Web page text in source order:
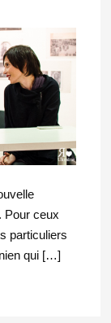
Pour ceux
particuliers
qui […]